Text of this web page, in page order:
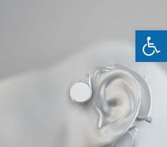
打开工具栏